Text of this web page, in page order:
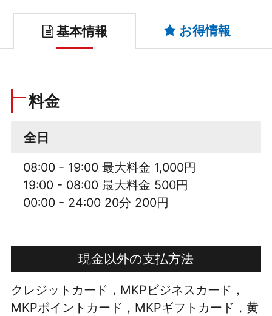
基本情報 お得情報
料金
全日
08:00 - 19:00 最大料金 1,000円
19:00 - 08:00 最大料金 500円
00:00 - 24:00 20分 200円
現金以外の支払方法
クレジットカード，MKPビジネスカード，
MKPポイントカード，MKPギフトカード，黄